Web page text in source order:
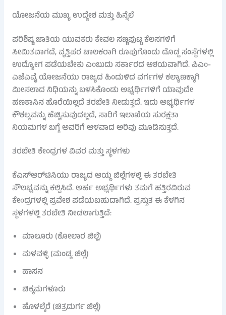
ಯೋಜನೆಯ ಮುಖ್ಯ ಉದ್ದೇಶ ಮತ್ತು ಹಿನ್ನೆಲೆ
ಪರಿಶಿಷ್ಟ ಜಾತಿಯ ಯುವಕರು ಕೇವಲ ಸಣ್ಣಪುಟ್ಟ ಕೆಲಸಗಳಿಗೆ
ಸೀಮಿತವಾಗದೆ, ವೃತ್ತಿಪರ ಚಾಲಕರಾಗಿ ರೂಪುಗೊಂಡು ದೊಡ್ಡ ಸಂಸ್ಥೆಗಳಲ್ಲಿ
ಉದ್ಯೋಗ ಪಡೆಯಬೇಕು ಎಂಬುದು ಸರ್ಕಾರದ ಆಶಯವಾಗಿದೆ. ಪಿಎಂ-
ಎಜೆಎವೈ ಯೋಜನೆಯು ರಾಜ್ಯದ ಹಿಂದುಳಿದ ವರ್ಗಗಳ ಕಲ್ಯಾಣಕ್ಕಾಗಿ
ಮೀಸಲಾದ ನಿಧಿಯನ್ನು ಬಳಸಿಕೊಂಡು ಅಭ್ಯರ್ಥಿಗಳಿಗೆ ಯಾವುದೇ
ಹಣಕಾಸಿನ ಹೊರೆಯಿಲ್ಲದೆ ತರಬೇತಿ ನೀಡುತ್ತದೆ. ಇದು ಅಭ್ಯರ್ಥಿಗಳ
ಕೌಶಲ್ಯವನ್ನು ಹೆಚ್ಚಿಸುವುದಲ್ಲದೆ, ಸಾರಿಗೆ ಇಲಾಖೆಯ ಸುರಕ್ಷತಾ
ನಿಯಮಗಳ ಬಗ್ಗೆ ಅವರಿಗೆ ಆಳವಾದ ಅರಿವು ಮೂಡಿಸುತ್ತದೆ.
ತರಬೇತಿ ಕೇಂದ್ರಗಳ ವಿವರ ಮತ್ತು ಸ್ಥಳಗಳು
ಕೆಎಸ್‌ಆರ್‌ಟಿಸಿಯು ರಾಜ್ಯದ ಆಯ್ದ ಜಿಲ್ಲೆಗಳಲ್ಲಿ ಈ ತರಬೇತಿ
ಸೌಲಭ್ಯವನ್ನು ಕಲ್ಪಿಸಿದೆ. ಅರ್ಹ ಅಭ್ಯರ್ಥಿಗಳು ತಮಗೆ ಹತ್ತಿರವಿರುವ
ಕೇಂದ್ರಗಳಲ್ಲಿ ಪ್ರವೇಶ ಪಡೆಯಬಹುದಾಗಿದೆ. ಪ್ರಸ್ತುತ ಈ ಕೆಳಗಿನ
ಸ್ಥಳಗಳಲ್ಲಿ ತರಬೇತಿ ನೀಡಲಾಗುತ್ತಿದೆ:
ಮಾಲೂರು (ಕೋಲಾರ ಜಿಲ್ಲೆ)
ಮಳವಳ್ಳಿ (ಮಂಡ್ಯ ಜಿಲ್ಲೆ)
ಹಾಸನ
ಚಿಕ್ಕಮಗಳೂರು
ಹೊಳಲ್ಕೆರೆ (ಚಿತ್ರದುರ್ಗ ಜಿಲ್ಲೆ)